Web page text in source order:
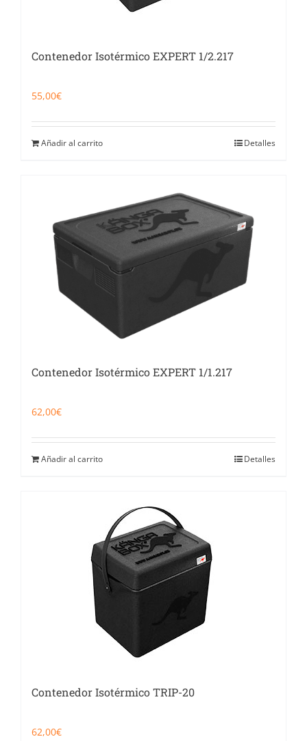
Contenedor Isotérmico EXPERT 1/2.217
55,00€
Añadir al carrito Detalles
Contenedor Isotérmico EXPERT 1/1.217
62,00€
Añadir al carrito Detalles
Contenedor Isotérmico TRIP-20
62,00€